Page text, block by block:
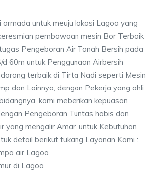
armada untuk meuju lokasi Lagoa yang
pembawaan mesin Bor Terbaik
Pengeboran Air Tanah Bersih pada
d 60m untuk Penggunaan Airbersih
terbaik di Tirta Nadi seperti Mesin
dan Lainnya, dengan Pekerja yang ahli
kami meberikan kepuasan
Pengeboran Tuntas habis dan
yang mengalir Aman untuk Kebutuhan
detail berikut tukang Layanan Kami :
air Lagoa
di Lagoa